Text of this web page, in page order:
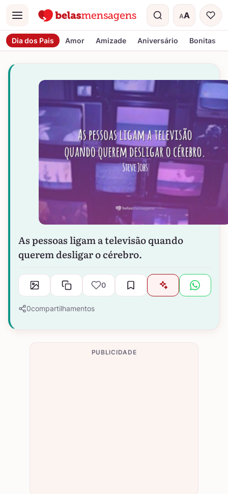
Menu AA
Tamanho do
Dia dos Pais Amor Amizade Aniversário Bonitas
As pessoas ligam a televisão quando
querem desligar o cérebro.
0
0compartilhamentos
PUBLICIDADE